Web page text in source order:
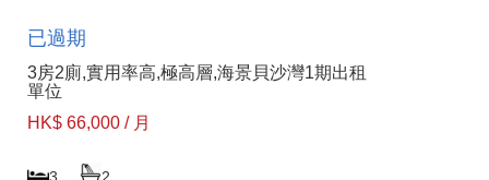
已過期
3房2廁,實用率高,極高層,海景貝沙灣1期出租
單位
HK$ 66,000 / 月